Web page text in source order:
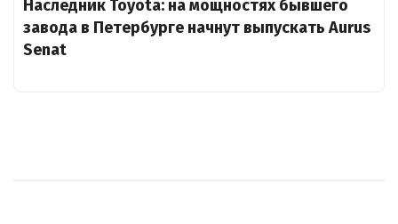
Наследник Toyota: на мощностях бывшего
завода в Петербурге начнут выпускать Aurus
Senat